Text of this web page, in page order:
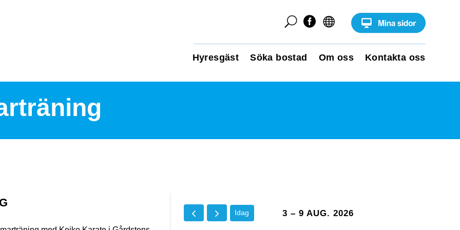


U
Hyresgäst Söka bostad Om oss Kontakta oss
Idag 3 – 9 AUG. 2026